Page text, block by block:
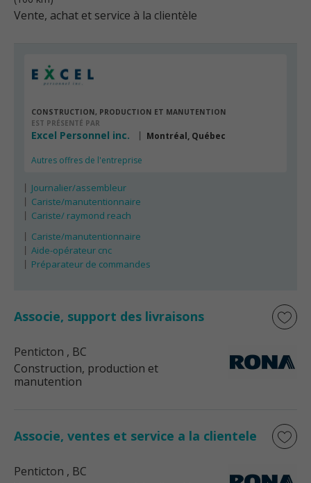
Vente, achat et service à la clientèle
CONSTRUCTION, PRODUCTION ET MANUTENTION
EST PRÉSENTÉ PAR
Excel Personnel inc. Montréal, Québec
Autres offres de l'entreprise
Journalier/assembleur
Cariste/manutentionnaire
Cariste/ raymond reach
Cariste/manutentionnaire
Aide-opérateur cnc
Préparateur de commandes
Associe, support des livraisons
Penticton , BC
Construction, production et
manutention
Associe, ventes et service a la clientele
Penticton , BC